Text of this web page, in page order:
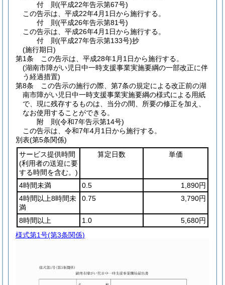
付 則(平成22年告示第67号)
この告示は、平成22年4月1日から施行する。
付 則(平成26年告示第81号)
この告示は、平成26年4月1日から施行する。
付 則(平成27年告示第133号)抄
(施行期日)
第1条
この告示は、平成28年1月1日から施行する。
(湖南市障がい児日中一時支援事業実施要綱の一部改正に伴
う経過措置)
第8条
この告示の施行の際、第7条の規定による改正前の湖
南市障がい児日中一時支援事業実施要綱の様式による用紙
で、現に残存するものは、当分の間、所要の修正を加え、
なお使用することができる。
附 則(令和7年告示第14号)
この告示は、令和7年4月1日から施行する。
別表(第5条関係)
サービス提供時間
(利用者の送迎に要
する時間を含む。)
算定日数 単価
4時間未満 0.5
1,890円
4時間以上8時間未
満
0.75 3,790円
8時間以上 1.0
5,680円
様式第1号(第3条関係)